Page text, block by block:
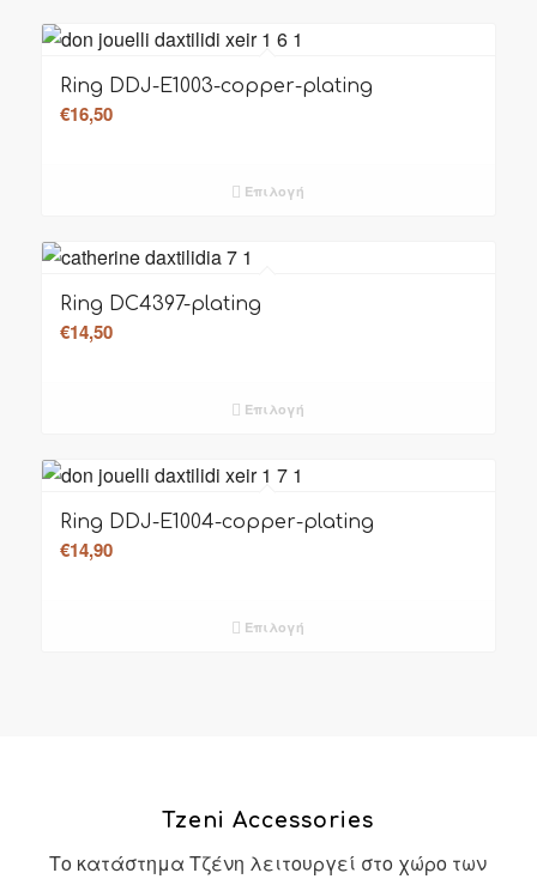
Ring DDJ-E1003-copper-plating
€16,50
Επιλογή
Ring DC4397-plating
€14,50
Επιλογή
Ring DDJ-E1004-copper-plating
€14,90
Επιλογή
Tzeni Accessories
Το κατάστημα Τζένη λειτουργεί στο χώρο των